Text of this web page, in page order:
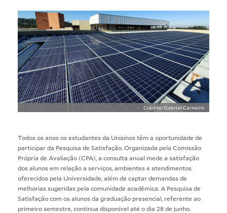
Crédito: Gabriel Carneiro
Todos os anos os estudantes da Unisinos têm a oportunidade de
participar da Pesquisa de Satisfação. Organizada pela Comissão
Própria de Avaliação (CPA), a consulta anual mede a satisfação
dos alunos em relação a serviços, ambientes e atendimentos
oferecidos pela Universidade, além de captar demandas de
melhorias sugeridas pela comunidade acadêmica. A Pesquisa de
Satisfação com os alunos da graduação presencial, referente ao
primeiro semestre, continua disponível até o dia 28 de junho.